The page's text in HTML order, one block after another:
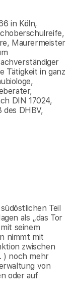
in Köln,
Maurermeister
Tätigkeit in ganz
DIN 17024,
des DHBV,
Teil
als „das Tor
seinem
nimmt mit
zwischen
) noch mehr
von
oder auf